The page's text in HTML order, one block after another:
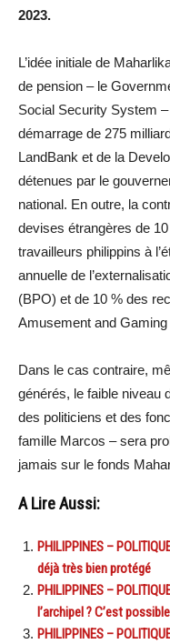
2023.
L’idée initiale de
de pension – le
Social Security System
démarrage de 275
LandBank et de la
détenues par le
national. En outre, la
devises étrangères de
travailleurs philippins à
annuelle de
(BPO) et de 10 % des
Amusement and
Dans le cas contraire,
générés, le faible niveau
des politiciens et des
famille Marcos – sera
jamais sur le fonds
A Lire Aussi:
PHILIPPINES –
déjà très bien protégé
PHILIPPINES –
l’archipel ? C’est
PHILIPPINES –